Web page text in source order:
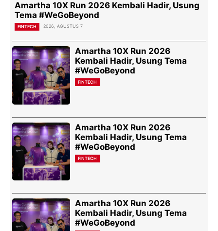
Amartha 10X Run 2026 Kembali Hadir, Usung
Tema #WeGoBeyond
FINTECH 2026, AGUSTUS 7
Amartha 10X Run 2026
Kembali Hadir, Usung Tema
#WeGoBeyond
FINTECH
Amartha 10X Run 2026
Kembali Hadir, Usung Tema
#WeGoBeyond
FINTECH
Amartha 10X Run 2026
Kembali Hadir, Usung Tema
#WeGoBeyond